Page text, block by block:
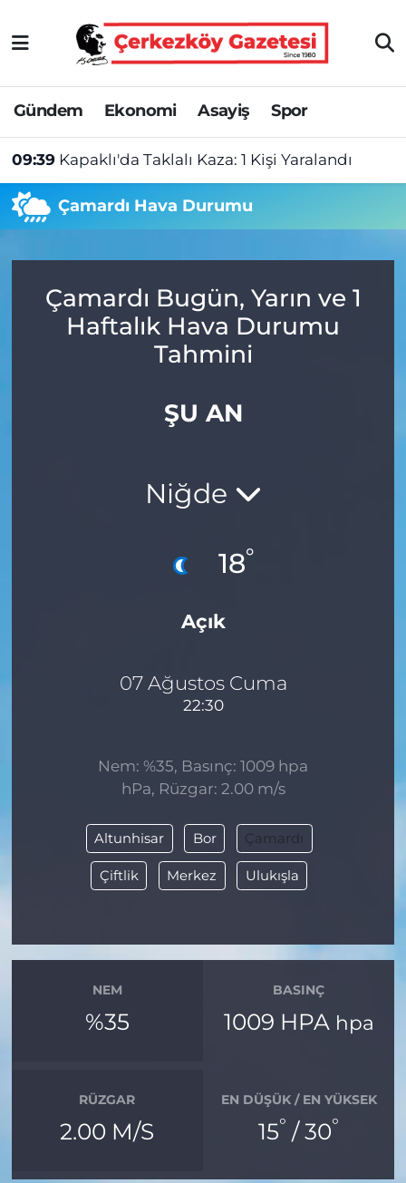
Gündem Ekonomi Asayiş Spor
09:39 Kapaklı'da Taklalı Kaza: 1 Kişi Yaralandı
Çamardı Hava Durumu
Çamardı Bugün, Yarın ve 1
Haftalık Hava Durumu
Tahmini
ŞU AN
Niğde
18°
Açık
07 Ağustos Cuma
22:30
Nem: %35, Basınç: 1009 hpa
hPa, Rüzgar: 2.00 m/s
Altunhisar Bor Çamardı
Çiftlik Merkez Ulukışla
NEM
%35
BASINÇ
1009 HPA hpa
RÜZGAR
2.00 M/S
EN DÜŞÜK / EN YÜKSEK
15° / 30°
Asayiş
Ekonomi
Gündem
Haber
Manşet
Topluluk Kuralları
Tekirdağ Nöbetçi Eczaneler
Tekirdağ Hava Durumu
Tekirdağ Namaz Vakitleri
Tekirdağ Trafik Yoğunluk Haritası
Tüm Manşetler
Son Dakika Haberleri